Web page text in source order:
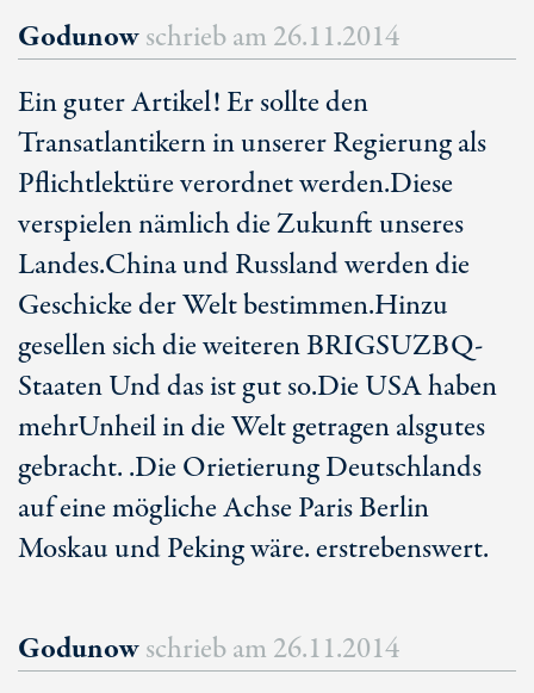
Godunowschrieb am 26.11.2014
Ein guter Artikel! Er sollte den
Transatlantikern in unserer Regierung als
Pflichtlektüre verordnet werden.Diese
verspielen nämlich die Zukunft unseres
Landes.China und Russland werden die
Geschicke der Welt bestimmen.Hinzu
gesellen sich die weiteren BRIGSUZBQ-
Staaten Und das ist gut so.Die USA haben
mehrUnheil in die Welt getragen alsgutes
gebracht. .Die Orietierung Deutschlands
auf eine mögliche Achse Paris Berlin
Moskau und Peking wäre. erstrebenswert.
Godunowschrieb am 26.11.2014